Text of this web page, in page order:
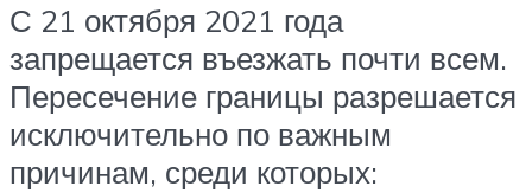
С 21 октября 2021 года
запрещается въезжать почти всем.
Пересечение границы разрешается
исключительно по важным
причинам, среди которых: